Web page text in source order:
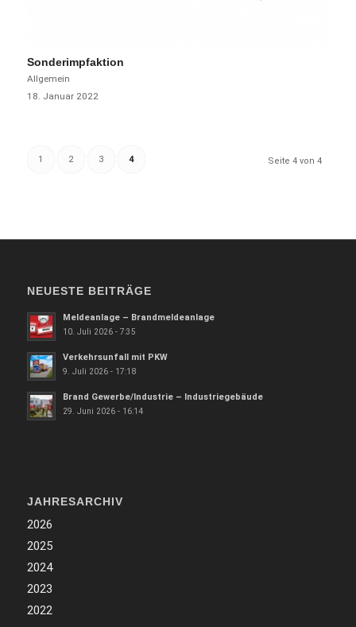
Sonderimpfaktion
Allgemein
18. Januar 2022
Seite 4 von 4
1 2 3 4
NEUESTE BEITRÄGE
Meldeanlage – Brandmeldeanlage
10. Juli 2026 - 7:35
Verkehrsunfall mit PKW
9. Juli 2026 - 17:18
Brand Gewerbe/Industrie – Industriegebäude
29. Juni 2026 - 16:14
JAHRESARCHIV
2026
2025
2024
2023
2022